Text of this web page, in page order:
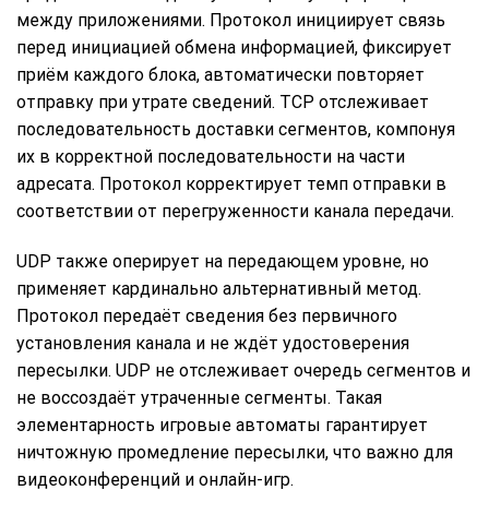
между приложениями. Протокол инициирует связь
перед инициацией обмена информацией, фиксирует
приём каждого блока, автоматически повторяет
отправку при утрате сведений. TCP отслеживает
последовательность доставки сегментов, компонуя
их в корректной последовательности на части
адресата. Протокол корректирует темп отправки в
соответствии от перегруженности канала передачи.
UDP также оперирует на передающем уровне, но
применяет кардинально альтернативный метод.
Протокол передаёт сведения без первичного
установления канала и не ждёт удостоверения
пересылки. UDP не отслеживает очередь сегментов и
не воссоздаёт утраченные сегменты. Такая
элементарность игровые автоматы гарантирует
ничтожную промедление пересылки, что важно для
видеоконференций и онлайн-игр.